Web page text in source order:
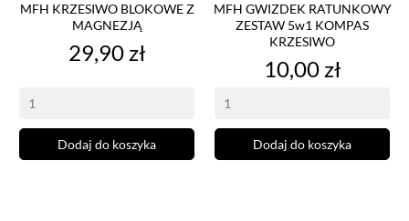
MFH KRZESIWO BLOKOWE Z
MAGNEZJĄ
Cena
29,90 zł
Dodaj do koszyka
MFH GWIZDEK RATUNKOWY
ZESTAW 5w1 KOMPAS
KRZESIWO
Cena
10,00 zł
Dodaj do koszyka